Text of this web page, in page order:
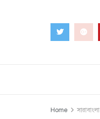
Home সারাবাংলা